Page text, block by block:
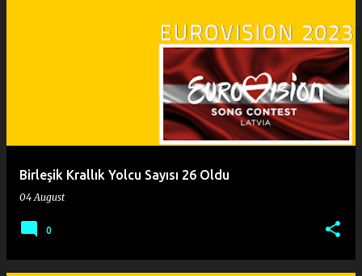
Birleşik Krallık Yolcu Sayısı 26 Oldu
04 August
0